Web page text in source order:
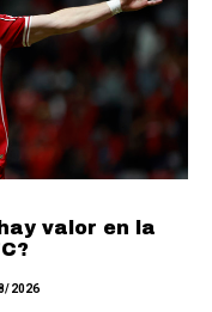
valor en la
2026